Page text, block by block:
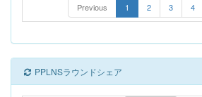
Previous 1 2 3 4
PPLNSラウンドシェア